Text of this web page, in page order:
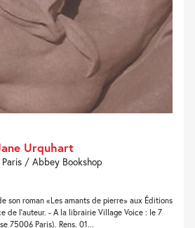
Urquhart
/ Abbey Bookshop
son roman «Les amants de pierre» aux Éditions
de l'auteur. - A la librairie Village Voice : le 7
75006 Paris). Rens. 01...